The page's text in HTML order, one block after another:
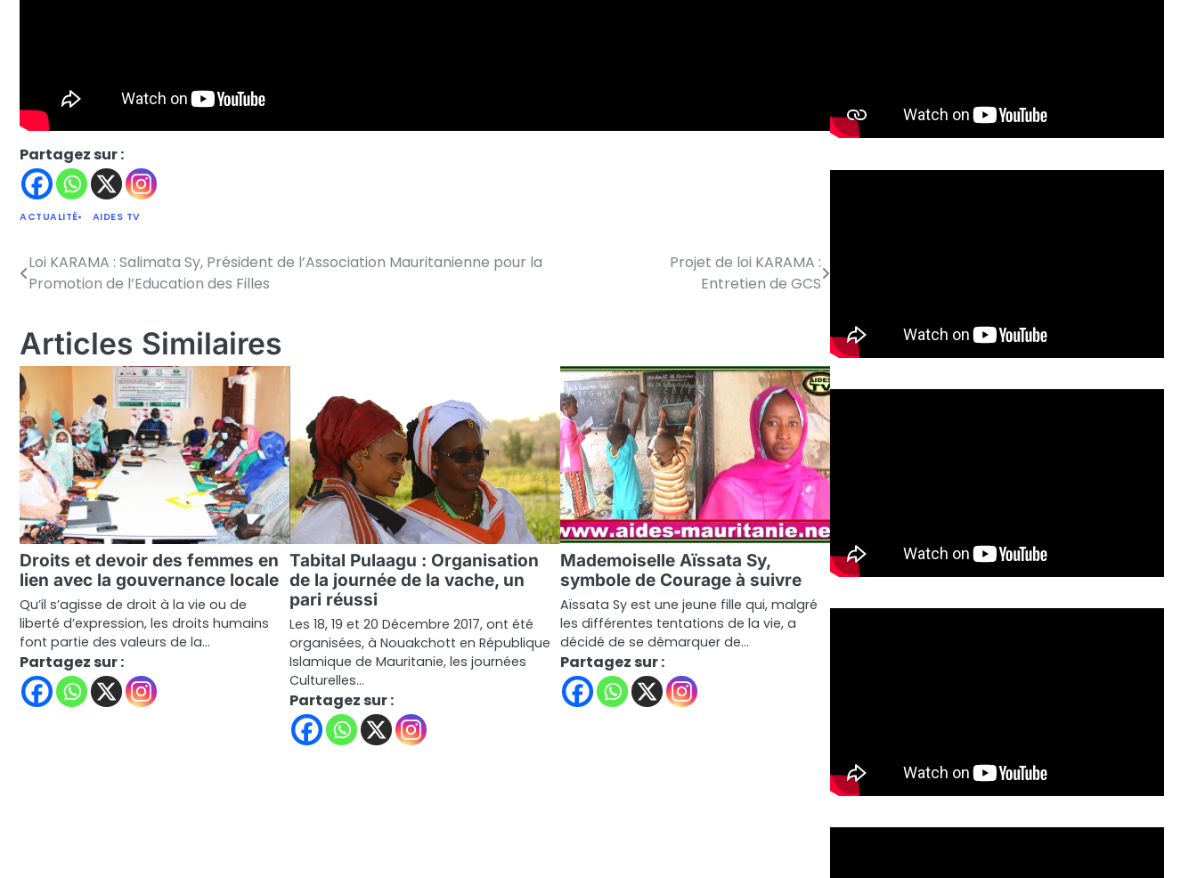
Partagez sur :
ACTUALITÉ AIDES TV
Navigation
l’article
Loi KARAMA : Salimata Sy, Président de l’Association Mauritanienne pour la
Promotion de l’Education des Filles
Projet de loi KARAMA :
Entretien de GCS
Articles Similaires
Droits et devoir des femmes en
lien avec la gouvernance locale
Qu’il s’agisse de droit à la vie ou de
liberté d’expression, les droits humains
font partie des valeurs de la…
Partagez sur :
Tabital Pulaagu : Organisation
de la journée de la vache, un
pari réussi
Les 18, 19 et 20 Décembre 2017, ont été
organisées, à Nouakchott en République
Islamique de Mauritanie, les journées
Culturelles…
Partagez sur :
Mademoiselle Aïssata Sy,
symbole de Courage à suivre
Aïssata Sy est une jeune fille qui, malgré
les différentes tentations de la vie, a
décidé de se démarquer de…
Partagez sur :